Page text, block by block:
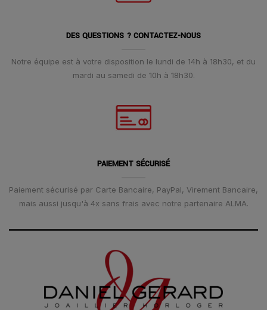
DES QUESTIONS ? CONTACTEZ-NOUS
Notre équipe est à votre disposition le lundi de 14h à 18h30, et du
mardi au samedi de 10h à 18h30.
PAIEMENT SÉCURISÉ
Paiement sécurisé par Carte Bancaire, PayPal, Virement Bancaire,
mais aussi jusqu'à 4x sans frais avec notre partenaire ALMA.